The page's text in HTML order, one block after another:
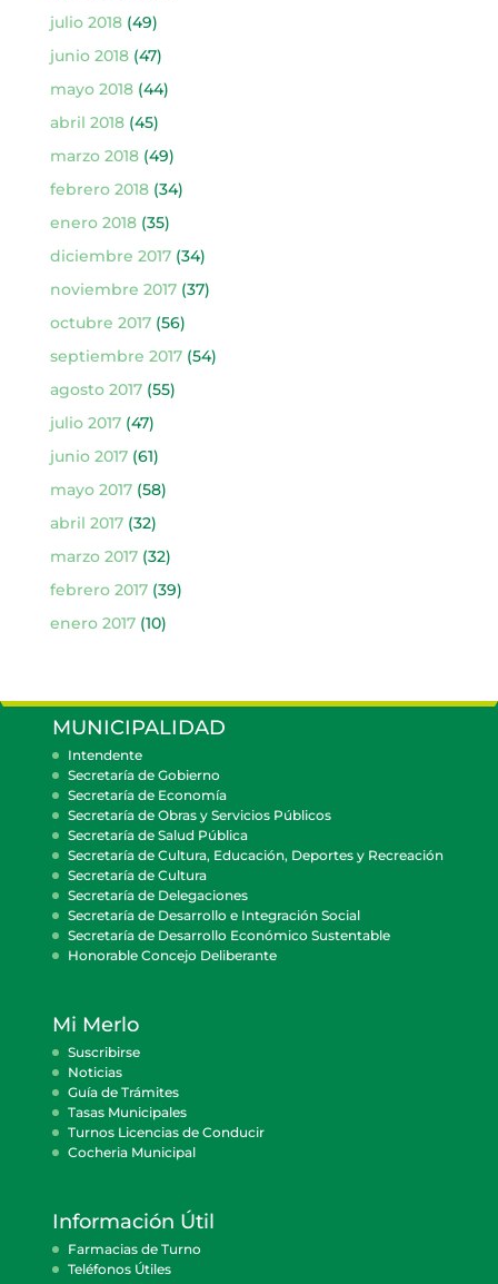
julio 2018(49)
junio 2018(47)
mayo 2018(44)
abril 2018(45)
marzo 2018(49)
febrero 2018(34)
enero 2018(35)
diciembre 2017(34)
noviembre 2017(37)
octubre 2017(56)
septiembre 2017(54)
agosto 2017(55)
julio 2017(47)
junio 2017(61)
mayo 2017(58)
abril 2017(32)
marzo 2017(32)
febrero 2017(39)
enero 2017(10)
MUNICIPALIDAD
Intendente
Secretaría de Gobierno
Secretaría de Economía
Secretaría de Obras y Servicios Públicos
Secretaría de Salud Pública
Secretaría de Cultura, Educación, Deportes y Recreación
Secretaría de Cultura
Secretaría de Delegaciones
Secretaría de Desarrollo e Integración Social
Secretaría de Desarrollo Económico Sustentable
Honorable Concejo Deliberante
Mi Merlo
Suscribirse
Noticias
Guía de Trámites
Tasas Municipales
Turnos Licencias de Conducir
Cocheria Municipal
Información Útil
Farmacias de Turno
Teléfonos Útiles